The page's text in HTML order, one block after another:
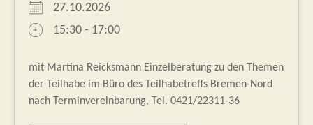
27.10.2026
15:30 - 17:00
mit Martina Reicksmann Einzelberatung zu den Themen
der Teilhabe im Büro des Teilhabetreffs Bremen-Nord
nach Terminvereinbarung, Tel. 0421/22311-36